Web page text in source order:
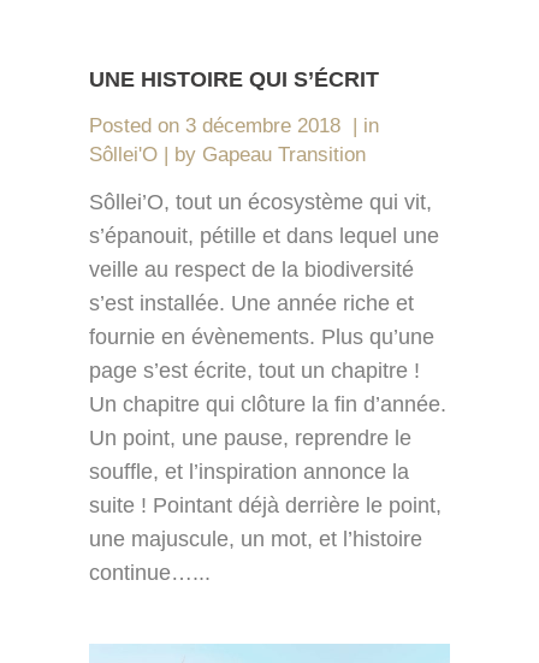
UNE HISTOIRE QUI S’ÉCRIT
Posted on 3 décembre 2018
in
Sôllei'O
by Gapeau Transition
Sôllei’O, tout un écosystème qui vit,
s’épanouit, pétille et dans lequel une
veille au respect de la biodiversité
s’est installée. Une année riche et
fournie en évènements. Plus qu’une
page s’est écrite, tout un chapitre !
Un chapitre qui clôture la fin d’année.
Un point, une pause, reprendre le
souffle, et l’inspiration annonce la
suite ! Pointant déjà derrière le point,
une majuscule, un mot, et l’histoire
continue…...